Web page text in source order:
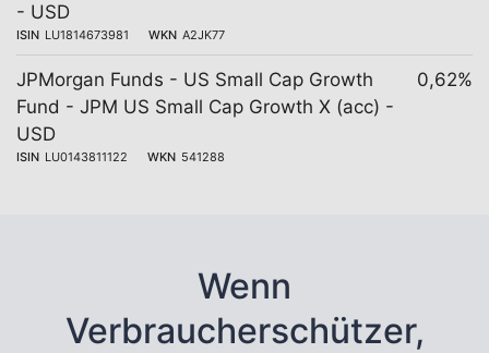
- USD
ISIN LU1814673981 WKN A2JK77
JPMorgan Funds - US Small Cap Growth
Fund - JPM US Small Cap Growth X (acc) -
USD
ISIN LU0143811122 WKN 541288
0,62%
Wenn
Verbraucherschützer,